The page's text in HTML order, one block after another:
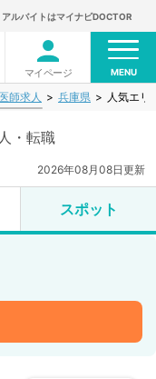
ルバイトはマイナビDOCTOR
マイページ MENU
師求人 兵庫県 人気エリ
・転職
2026年08月08日更新
スポット